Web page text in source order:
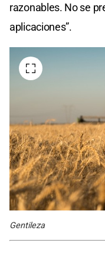
razonables. No se
aplicaciones”.
Gentileza